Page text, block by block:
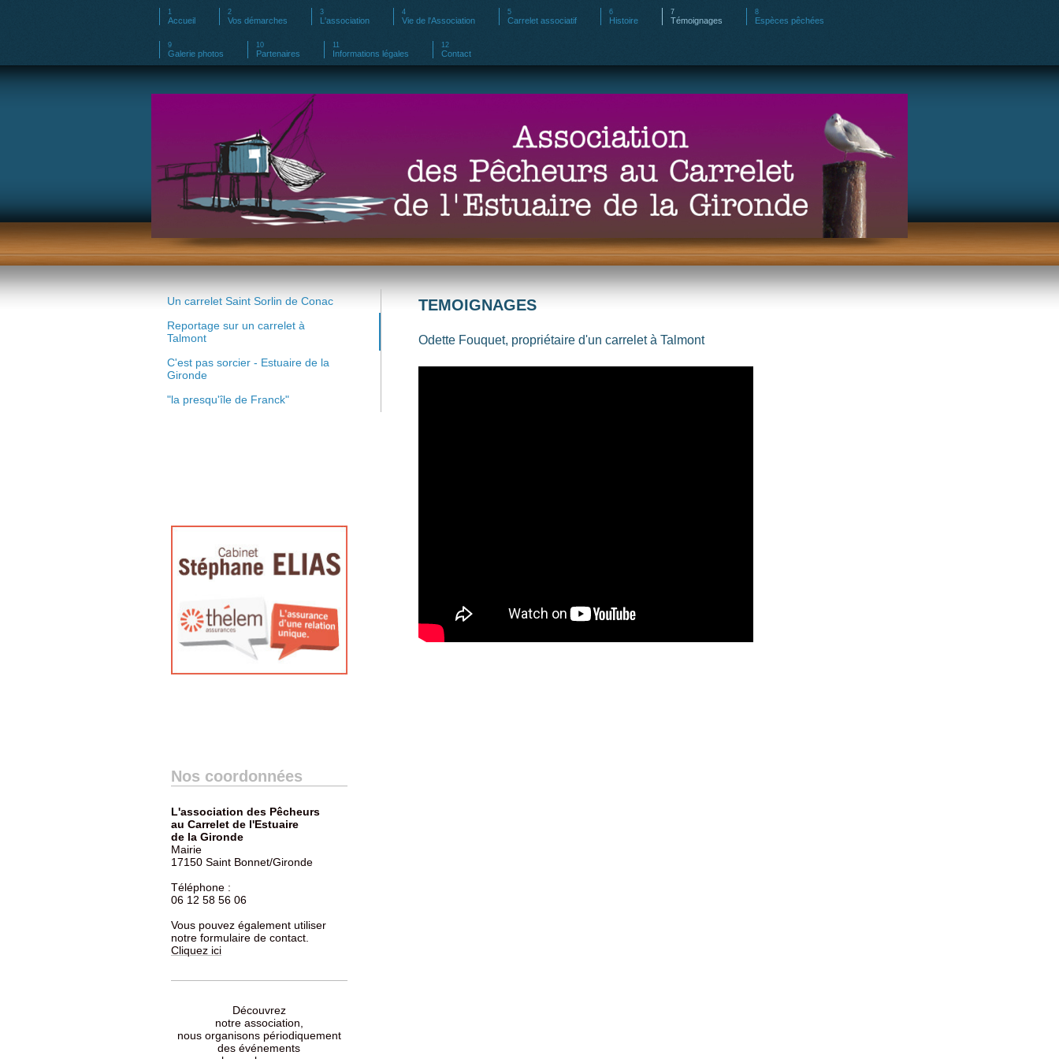
Accueil Vos démarches L'association Vie de l'Association Carrelet associatif Histoire Témoignages Espèces pêchées
Galerie photos Partenaires Informations légales Contact
TEMOIGNAGES
Odette Fouquet, propriétaire d'un carrelet à Talmont
Un carrelet Saint Sorlin de Conac
Reportage sur un carrelet à
Talmont
C'est pas sorcier - Estuaire de la
Gironde
"la presqu'île de Franck"
Nos coordonnées
L'association des Pêcheurs
au Carrelet de l'Estuaire
de la Gironde
Mairie
17150 Saint Bonnet/Gironde
Téléphone :
06 12 58 56 06
Vous pouvez également utiliser
notre formulaire de contact.
Cliquez ici
Découvrez
notre association,
nous organisons périodiquement
des événements